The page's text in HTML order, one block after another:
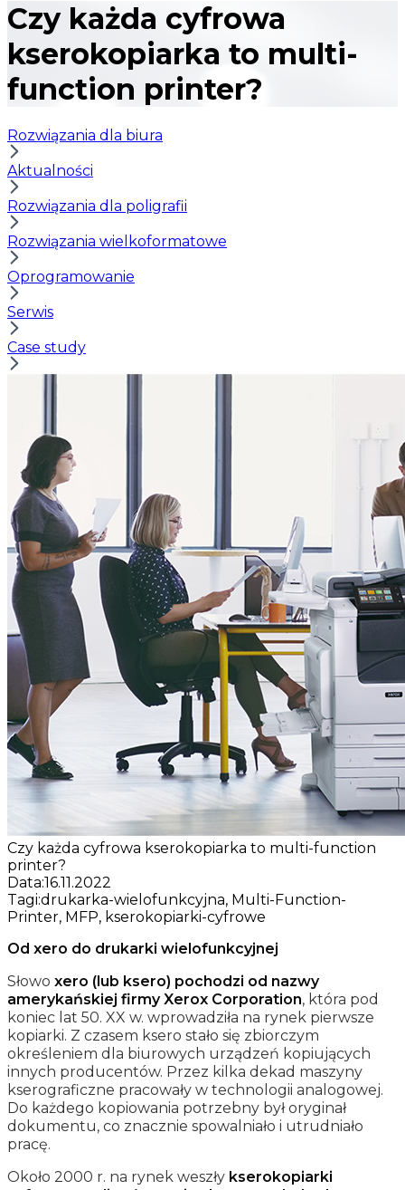
Czy każda cyfrowa
kserokopiarka to multi-
function printer?
Rozwiązania dla biura
Aktualności
Rozwiązania dla poligrafii
Rozwiązania wielkoformatowe
Oprogramowanie
Serwis
Case study
Czy każda cyfrowa kserokopiarka to multi-function
printer?
Data:16.11.2022
Tagi:drukarka-wielofunkcyjna, Multi-Function-
Printer, MFP, kserokopiarki-cyfrowe
Od xero do drukarki wielofunkcyjnej
Słowo xero (lub ksero) pochodzi od nazwy
amerykańskiej firmy Xerox Corporation, która pod
koniec lat 50. XX w. wprowadziła na rynek pierwsze
kopiarki. Z czasem ksero stało się zbiorczym
określeniem dla biurowych urządzeń kopiujących
innych producentów. Przez kilka dekad maszyny
kserograficzne pracowały w technologii analogowej.
Do każdego kopiowania potrzebny był oryginał
dokumentu, co znacznie spowalniało i utrudniało
pracę.
Około 2000 r. na rynek weszły kserokopiarki